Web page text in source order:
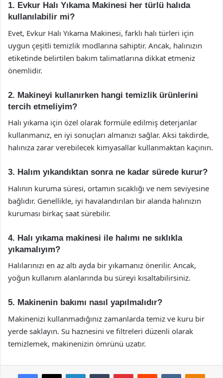
1. Evkur Halı Yıkama Makinesi her türlü halıda
kullanılabilir mi?
Evet, Evkur Halı Yıkama Makinesi, farklı halı türleri için
uygun çeşitli temizlik modlarına sahiptir. Ancak, halınızın
etiketinde belirtilen bakım talimatlarına dikkat etmeniz
önemlidir.
2. Makineyi kullanırken hangi temizlik ürünlerini
tercih etmeliyim?
Halı yıkama için özel olarak formüle edilmiş deterjanlar
kullanmanız, en iyi sonuçları almanızı sağlar. Aksi takdirde,
halınıza zarar verebilecek kimyasallar kullanmaktan kaçının.
3. Halım yıkandıktan sonra ne kadar sürede kurur?
Halının kuruma süresi, ortamın sıcaklığı ve nem seviyesine
bağlıdır. Genellikle, iyi havalandırılan bir alanda halınızın
kuruması birkaç saat sürebilir.
4. Halı yıkama makinesi ile halımı ne sıklıkla
yıkamalıyım?
Halılarınızı en az altı ayda bir yıkamanız önerilir. Ancak,
yoğun kullanım alanlarında bu süreyi kısaltabilirsiniz.
5. Makinenin bakımı nasıl yapılmalıdır?
Makinenizi kullanmadığınız zamanlarda temiz ve kuru bir
yerde saklayın. Su haznesini ve filtreleri düzenli olarak
temizlemek, makinenizin ömrünü uzatır.
Facebook
X LinkedInTumblr PinterestReddit VKontakte